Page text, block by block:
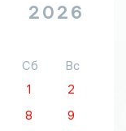
2026
Сб
Вс
1
2
8
9